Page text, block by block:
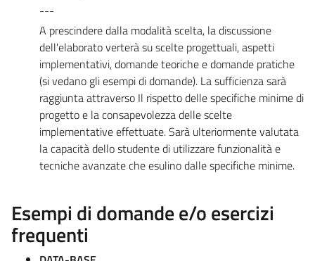
---
A prescindere dalla modalità scelta, la discussione
dell'elaborato verterà su scelte progettuali, aspetti
implementativi, domande teoriche e domande pratiche
(si vedano gli esempi di domande). La sufficienza sarà
raggiunta attraverso Il rispetto delle specifiche minime di
progetto e la consapevolezza delle scelte
implementative effettuate. Sarà ulteriormente valutata
la capacità dello studente di utilizzare funzionalità e
tecniche avanzate che esulino dalle specifiche minime.
Esempi di domande e/o esercizi
frequenti